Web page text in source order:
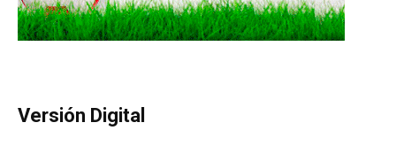
Versión Digital